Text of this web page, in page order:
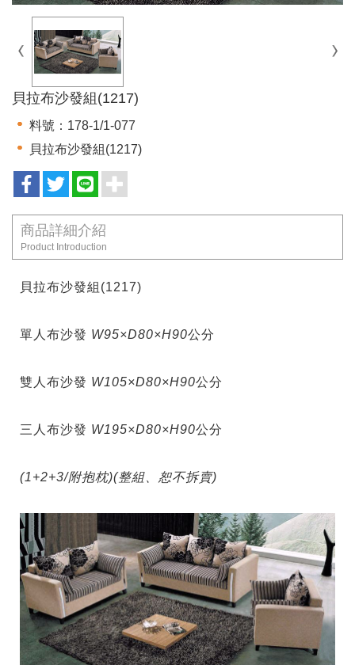
貝拉布沙發組(1217)
料號：178-1/1-077
貝拉布沙發組(1217)
商品詳細介紹
Product Introduction
貝拉布沙發組(1217)
單人布沙發 W95×D80×H90公分
雙人布沙發 W105×D80×H90公分
三人布沙發 W195×D80×H90公分
(1+2+3/附抱枕)(整組、恕不拆賣)